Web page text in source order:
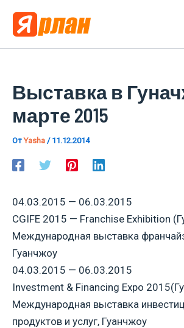
Выставка в
марте 2015
ОтYasha / 11.12.2014
04.03.2015 — 06.03.2015
CGIFE 2015 — Franchise Exhibition
Международная выставка
Гуанчжоу
04.03.2015 — 06.03.2015
Investment & Financing Expo
Международная выставка
продуктов и услуг, Гуанчжоу